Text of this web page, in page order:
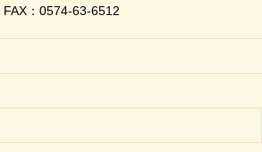
FAX：0574-63-6512